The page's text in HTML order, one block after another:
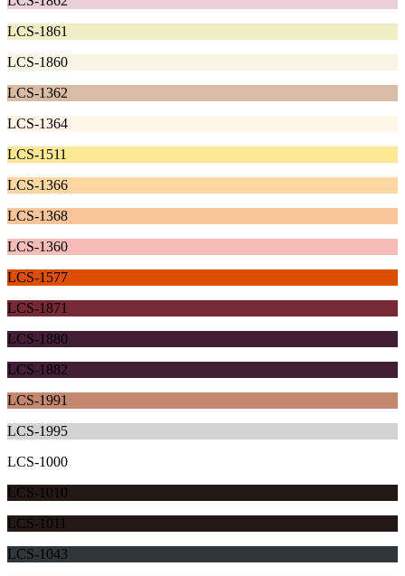
LCS-1861
LCS-1860
LCS-1362
LCS-1364
LCS-1511
LCS-1366
LCS-1368
LCS-1360
LCS-1577
LCS-1871
LCS-1880
LCS-1882
LCS-1991
LCS-1995
LCS-1000
LCS-1010
LCS-1011
LCS-1043